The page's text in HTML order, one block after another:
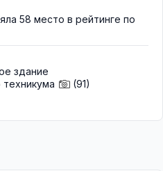
58 место в рейтинге по
здание
техникума
(91)